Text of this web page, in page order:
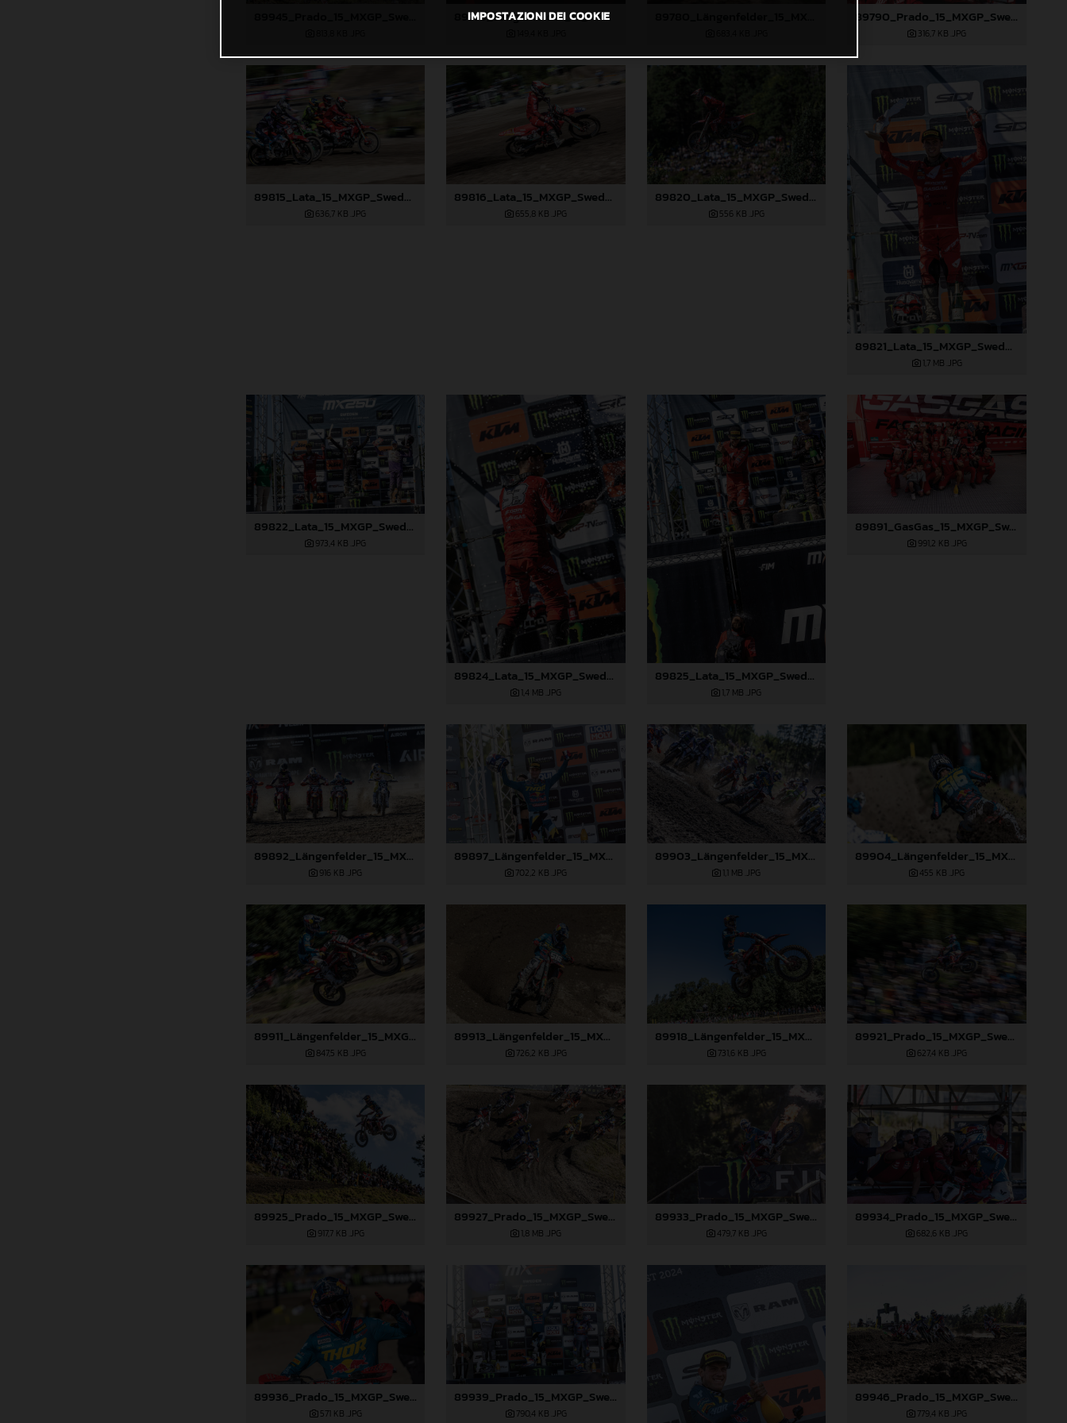
89776_Längenfelder_15_MXGP_Swedem_2024_JPA_22A8193 89790_Prado_15_MXGP_Swedem_2024_JPA_22A8156
316,7 KB .JPG
89815_Lata_15_MXGP_Swedem_2024_JPA_22A6861
636,7 KB .JPG
89816_Lata_15_MXGP_Swedem_2024_JPA_22A6911
655,8 KB .JPG
89820_Lata_15_MXGP_Swedem_2024_JPA_22A7150
556 KB .JPG
89821_Lata_15_MXGP_Swedem_2024_JPA_22A7234
1,7 MB .JPG
89822_Lata_15_MXGP_Swedem_2024_JPA_22A7260
973,4 KB .JPG
89824_Lata_15_MXGP_Swedem_2024_JPA_22A7295
1,4 MB .JPG
89825_Lata_15_MXGP_Swedem_2024_JPA_22A7331
1,7 MB .JPG
89891_GasGas_15_MXGP_Swedem_2024_JPA_96A0029
991,2 KB .JPG
89892_Längenfelder_15_MXGP_Swedem_2024_JPA_22A2529
916 KB .JPG
89897_Längenfelder_15_MXGP_Swedem_2024_JPA_22A3308
702,2 KB .JPG
89903_Längenfelder_15_MXGP_Swedem_2024_JPA_22A7353
1,1 MB .JPG
89904_Längenfelder_15_MXGP_Swedem_2024_JPA_22A7409
455 KB .JPG
89911_Längenfelder_15_MXGP_Swedem_2024_JPA_22A7874
847,5 KB .JPG
89913_Längenfelder_15_MXGP_Swedem_2024_JPA_22A8982
726,2 KB .JPG
89918_Längenfelder_15_MXGP_Swedem_2024_JPA_96A8855
731,6 KB .JPG
89921_Prado_15_MXGP_Swedem_2024_JPA_22A0699
627,4 KB .JPG
89925_Prado_15_MXGP_Swedem_2024_JPA_22A2024
917,7 KB .JPG
89927_Prado_15_MXGP_Swedem_2024_JPA_22A3693
1,8 MB .JPG
89933_Prado_15_MXGP_Swedem_2024_JPA_22A4688-Mejorado-NR
479,7 KB .JPG
89934_Prado_15_MXGP_Swedem_2024_JPA_22A4738
682,6 KB .JPG
89936_Prado_15_MXGP_Swedem_2024_JPA_22A4894
571 KB .JPG
89939_Prado_15_MXGP_Swedem_2024_JPA_22A5044
790,4 KB .JPG
89946_Prado_15_MXGP_Swedem_2024_JPA_96A9655
779,4 KB .JPG
IMPOSTAZIONI DEI COOKIE